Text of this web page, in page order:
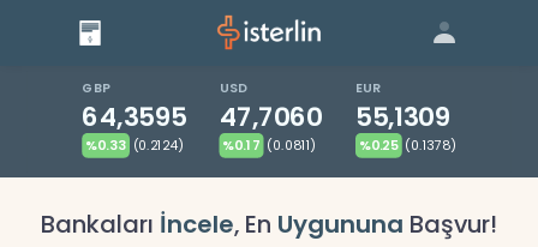
| Blog | Giriş
GBP
64,3595
%0.33 (0.2124)
USD
47,7060
%0.17 (0.0811)
EUR
55,1309
%0.25 (0.1378)
Bankaları İncele, En Uygununa Başvur!